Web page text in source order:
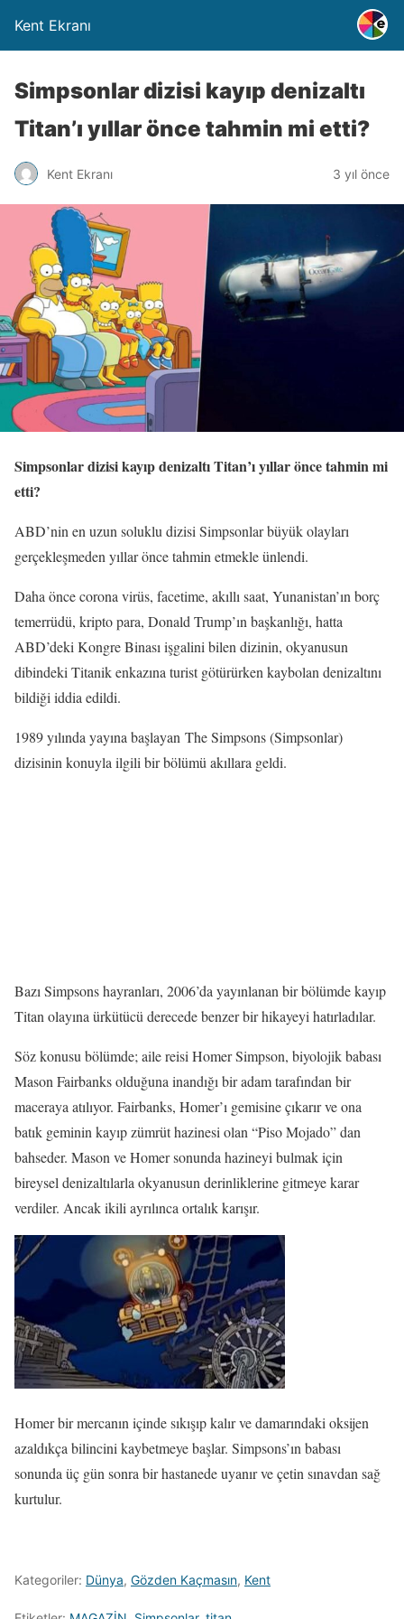
Kent Ekranı
Simpsonlar dizisi kayıp denizaltı
Titan’ı yıllar önce tahmin mi etti?
Kent Ekranı 3 yıl önce
Simpsonlar dizisi kayıp denizaltı Titan’ı yıllar önce tahmin mi
etti?
ABD’nin en uzun soluklu dizisi Simpsonlar büyük olayları
gerçekleşmeden yıllar önce tahmin etmekle ünlendi.
Daha önce corona virüs, facetime, akıllı saat, Yunanistan’ın borç
temerrüdü, kripto para, Donald Trump’ın başkanlığı, hatta
ABD’deki Kongre Binası işgalini bilen dizinin, okyanusun
dibindeki Titanik enkazına turist götürürken kaybolan denizaltını
bildiği iddia edildi.
1989 yılında yayına başlayan The Simpsons (Simpsonlar)
dizisinin konuyla ilgili bir bölümü akıllara geldi.
Bazı Simpsons hayranları, 2006’da yayınlanan bir bölümde kayıp
Titan olayına ürkütücü derecede benzer bir hikayeyi hatırladılar.
Söz konusu bölümde; aile reisi Homer Simpson, biyolojik babası
Mason Fairbanks olduğuna inandığı bir adam tarafından bir
maceraya atılıyor. Fairbanks, Homer’ı gemisine çıkarır ve ona
batık geminin kayıp zümrüt hazinesi olan “Piso Mojado” dan
bahseder. Mason ve Homer sonunda hazineyi bulmak için
bireysel denizaltılarla okyanusun derinliklerine gitmeye karar
verdiler. Ancak ikili ayrılınca ortalık karışır.
Homer bir mercanın içinde sıkışıp kalır ve damarındaki oksijen
azaldıkça bilincini kaybetmeye başlar. Simpsons’ın babası
sonunda üç gün sonra bir hastanede uyanır ve çetin sınavdan sağ
kurtulur.
Kategoriler: Dünya, Gözden Kaçmasın, Kent